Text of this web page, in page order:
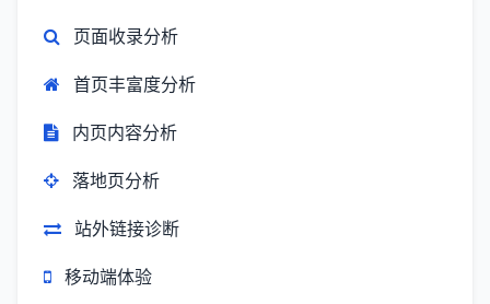
页面收录分析
首页丰富度分析
内页内容分析
落地页分析
站外链接诊断
移动端体验